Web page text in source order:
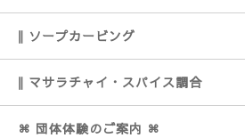
‖ ソープカービング
‖ マサラチャイ・スパイス調合
⌘ 団体体験のご案内 ⌘